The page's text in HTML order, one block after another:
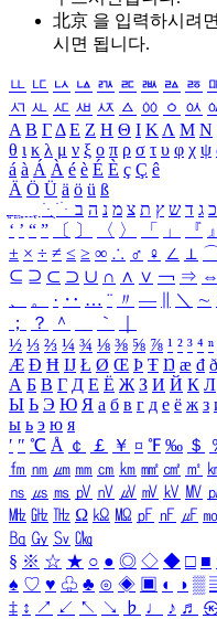
北京 을 입력하시려면
시면 됩니다.
ㅥ ㅦ ㅧ ㅨ ㅩ ㅪ ㅫ ㅬ ㅭ
ㅺ ㅻ ㅼ ㅽ ㅾ ㅿ ㆀ ㆁ ㆂ
Α Β ΓΔ Ε Ζ Η Θ Ι ΚΛ Μ Ν
θ ι κ λ μ ν ξ ο π ρ σ τ υ φ χ ψ
á à Á À é è É È ç Ç ê
Ä Ö Ü ä ö ü ß
ִֶֹ ֻּ ׁׂ כ ג ד ש ץ ת צ מ נ ה ב
‘ ’ “ ” 〔 〕 〈 〉 「 」 『 』
± × ÷ ≠ ≤ ≥ ∞ ∴ ♂ ♀ ∠ ⊥
⊆ ⊇ ⊂ ⊃ ∪ ∩ ∧ ∨ ￢ ⇒ ⇔
、
。 · ‥ … ¨ 〃 ― ＼ ∼
；
？ ＾ ｀
½ ⅓ ⅔ ¼ ¾ ⅛ ⅜ ⅝ ⅞ ¹ ² ³ ⁴ ⁿ
Æ Ð Ħ Ĳ Ł Ø Œ Þ Ŧ Ŋ æ đ ð
А Б В Г Д Е Ё Ж З И Й К Л
Ы Ь Э Ю Я а б в г д е ё ж з
ы ь э ю я
′ ″ ℃ Å ￠ ￡ ￥ ¤ ℉ ‰ ＄
㎙ ㎚ ㎛ ㎜ ㎝ ㎞ ㎟ ㎠ ㎡
㎱ ㎲ ㎳ ㎴ ㎵ ㎶ ㎷ ㎸ ㎹
㎒ ㎓ ㎔ Ω ㏀ ㏁ ㎊ ㎋ ㎌ ㏖
㏃ ㏉ ㏜ ㏆
§ ※ ☆ ★ ○ ● ◎ ◇ ◆ □ ■
♠ ♡ ♥ ♧ ♣ ⊙ ◈ ▣ ◐ ◑ ▒
‡ ↕ ↗ ↙ ↖ ↘ ♭ ♩ ♪ ♬